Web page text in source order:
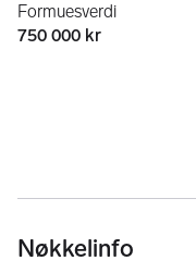
Formuesverdi
750 000 kr
Nøkkelinfo